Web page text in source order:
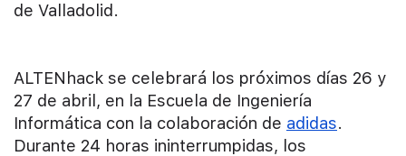
de Valladolid.
ALTENhack se celebrará los próximos días 26 y
27 de abril, en la Escuela de Ingeniería
Informática con la colaboración de adidas.
Durante 24 horas ininterrumpidas, los